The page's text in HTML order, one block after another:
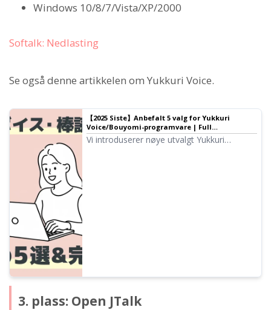
Windows 10/8/7/Vista/XP/2000
Softalk: Nedlasting
Se også denne artikkelen om Yukkuri Voice.
【2025 Siste】Anbefalt 5 valg for Yukkuri
Voice/Bouyomi-programvare | Full
sammenligning av PC- og mobilapper | Tekst-
til-tale-programvare Ondoku
Vi introduserer nøye utvalgt Yukkuri
3. plass: Open JTalk